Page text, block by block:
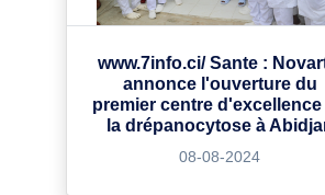
www.7info.ci/ Sante :
annonce l'ouverture du
premier centre d'excellence
la drépanocytose à
08-08-2024